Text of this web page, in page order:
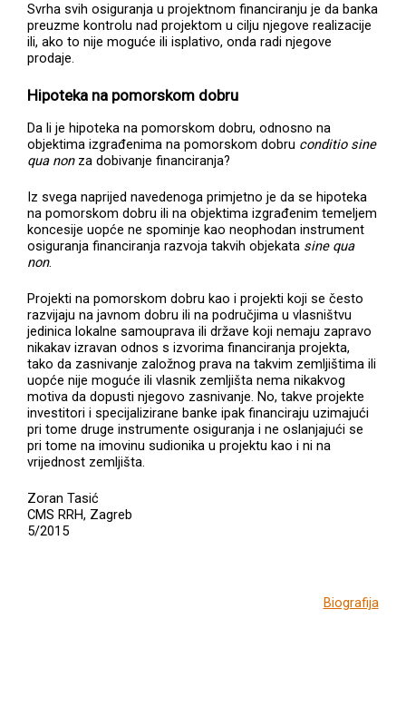
Svrha svih osiguranja u projektnom financiranju je da banka
preuzme kontrolu nad projektom u cilju njegove realizacije
ili, ako to nije moguće ili isplativo, onda radi njegove
prodaje.
Hipoteka na pomorskom dobru
Da li je hipoteka na pomorskom dobru, odnosno na
objektima izgrađenima na pomorskom dobru conditio sine
qua nonza dobivanje financiranja?
Iz svega naprijed navedenoga primjetno je da se hipoteka
na pomorskom dobru ili na objektima izgrađenim temeljem
koncesije uopće ne spominje kao neophodan instrument
osiguranja financiranja razvoja takvih objekata sine qua
non.
Projekti na pomorskom dobru kao i projekti koji se često
razvijaju na javnom dobru ili na područjima u vlasništvu
jedinica lokalne samouprava ili države koji nemaju zapravo
nikakav izravan odnos s izvorima financiranja projekta,
tako da zasnivanje založnog prava na takvim zemljištima ili
uopće nije moguće ili vlasnik zemljišta nema nikakvog
motiva da dopusti njegovo zasnivanje. No, takve projekte
investitori i specijalizirane banke ipak financiraju uzimajući
pri tome druge instrumente osiguranja i ne oslanjajući se
pri tome na imovinu sudionika u projektu kao i ni na
vrijednost zemljišta.
Zoran Tasić
CMS RRH, Zagreb
5/2015
Biografija